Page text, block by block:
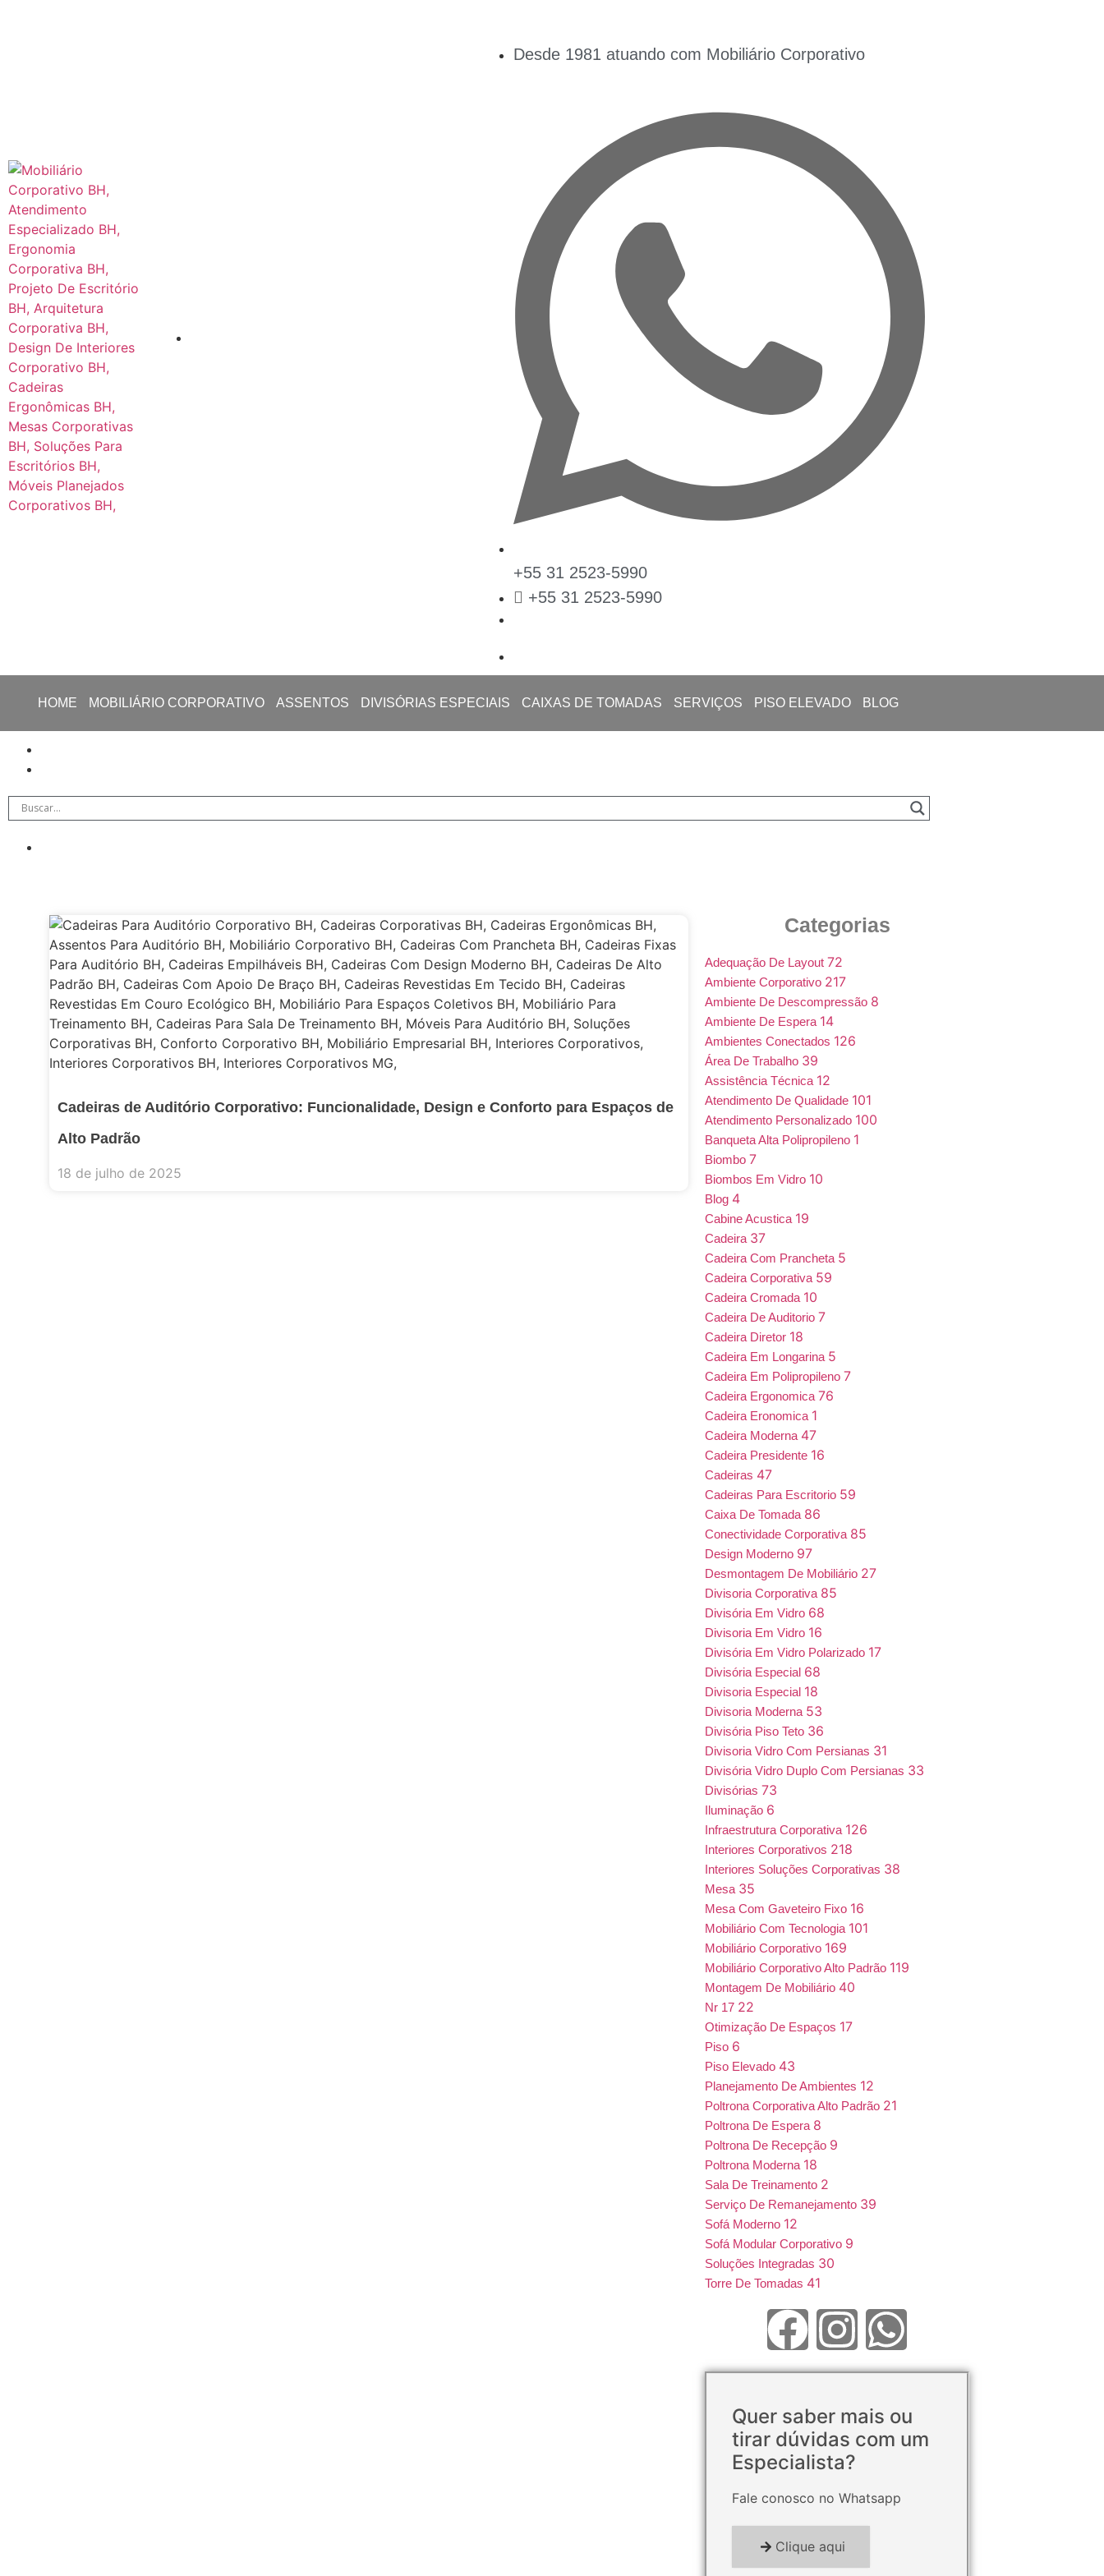
Desde 1981 atuando com Mobiliário Corporativo
+55 31 2523-5990
+55 31 2523-5990
HOME MOBILIÁRIO CORPORATIVO ASSENTOS DIVISÓRIAS ESPECIAIS CAIXAS DE TOMADAS SERVIÇOS PISO ELEVADO BLOG
Cadeiras de Auditório Corporativo: Funcionalidade, Design e Conforto para Espaços de
Alto Padrão
18 de julho de 2025
Categorias
Adequação De Layout 72
Ambiente Corporativo 217
Ambiente De Descompressão 8
Ambiente De Espera 14
Ambientes Conectados 126
Área De Trabalho 39
Assistência Técnica 12
Atendimento De Qualidade 101
Atendimento Personalizado 100
Banqueta Alta Polipropileno 1
Biombo 7
Biombos Em Vidro 10
Blog 4
Cabine Acustica 19
Cadeira 37
Cadeira Com Prancheta 5
Cadeira Corporativa 59
Cadeira Cromada 10
Cadeira De Auditorio 7
Cadeira Diretor 18
Cadeira Em Longarina 5
Cadeira Em Polipropileno 7
Cadeira Ergonomica 76
Cadeira Eronomica 1
Cadeira Moderna 47
Cadeira Presidente 16
Cadeiras 47
Cadeiras Para Escritorio 59
Caixa De Tomada 86
Conectividade Corporativa 85
Design Moderno 97
Desmontagem De Mobiliário 27
Divisoria Corporativa 85
Divisória Em Vidro 68
Divisoria Em Vidro 16
Divisória Em Vidro Polarizado 17
Divisória Especial 68
Divisoria Especial 18
Divisoria Moderna 53
Divisória Piso Teto 36
Divisoria Vidro Com Persianas 31
Divisória Vidro Duplo Com Persianas 33
Divisórias 73
Iluminação 6
Infraestrutura Corporativa 126
Interiores Corporativos 218
Interiores Soluções Corporativas 38
Mesa 35
Mesa Com Gaveteiro Fixo 16
Mobiliário Com Tecnologia 101
Mobiliário Corporativo 169
Mobiliário Corporativo Alto Padrão 119
Montagem De Mobiliário 40
Nr 17 22
Otimização De Espaços 17
Piso 6
Piso Elevado 43
Planejamento De Ambientes 12
Poltrona Corporativa Alto Padrão 21
Poltrona De Espera 8
Poltrona De Recepção 9
Poltrona Moderna 18
Sala De Treinamento 2
Serviço De Remanejamento 39
Sofá Moderno 12
Sofá Modular Corporativo 9
Soluções Integradas 30
Torre De Tomadas 41
Quer saber mais ou
tirar dúvidas com um
Especialista?
Fale conosco no Whatsapp
Clique aqui